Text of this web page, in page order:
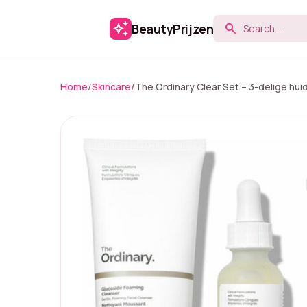
auto_awesome BeautyPrijzen search
Home/Skincare/The Ordinary Clear Set – 3-delige